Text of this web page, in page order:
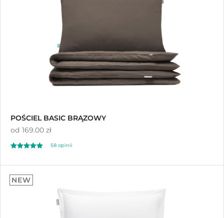
POŚCIEL BASIC BRĄZOWY
od 169.00 zł
na 5
58 opinii
NEW